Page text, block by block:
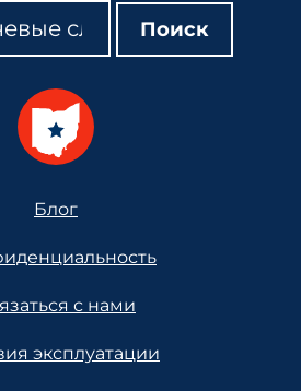
Поиск
Блог
с нами
эксплуатации